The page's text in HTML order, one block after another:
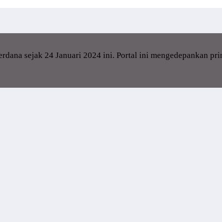
sejak 24 Januari 2024 ini. Portal ini mengedepankan